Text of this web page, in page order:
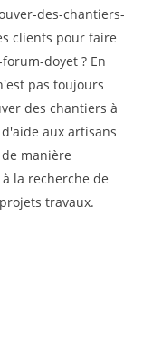
des-chantiers-
clients pour faire
doyet ? En
pas toujours
des chantiers à
aux artisans
manière
la recherche de
travaux.